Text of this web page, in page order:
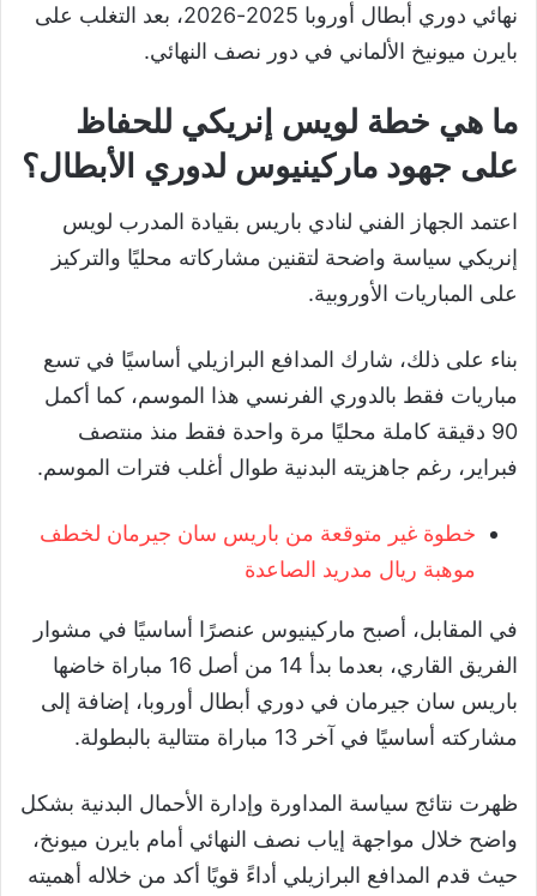
نهائي دوري أبطال أوروبا 2025-2026، بعد التغلب على
بايرن ميونيخ الألماني في دور نصف النهائي.
ما هي خطة لويس إنريكي للحفاظ
على جهود ماركينيوس لدوري الأبطال؟
اعتمد الجهاز الفني لنادي باريس بقيادة المدرب لويس
إنريكي سياسة واضحة لتقنين مشاركاته محليًا والتركيز
على المباريات الأوروبية.
بناء على ذلك، شارك المدافع البرازيلي أساسيًا في تسع
مباريات فقط بالدوري الفرنسي هذا الموسم، كما أكمل
90 دقيقة كاملة محليًا مرة واحدة فقط منذ منتصف
فبراير، رغم جاهزيته البدنية طوال أغلب فترات الموسم.
خطوة غير متوقعة من باريس سان جيرمان لخطف
موهبة ريال مدريد الصاعدة
في المقابل، أصبح ماركينيوس عنصرًا أساسيًا في مشوار
الفريق القاري، بعدما بدأ 14 من أصل 16 مباراة خاضها
باريس سان جيرمان في دوري أبطال أوروبا، إضافة إلى
مشاركته أساسيًا في آخر 13 مباراة متتالية بالبطولة.
ظهرت نتائج سياسة المداورة وإدارة الأحمال البدنية بشكل
واضح خلال مواجهة إياب نصف النهائي أمام بايرن ميونخ،
حيث قدم المدافع البرازيلي أداءً قويًا أكد من خلاله أهميته